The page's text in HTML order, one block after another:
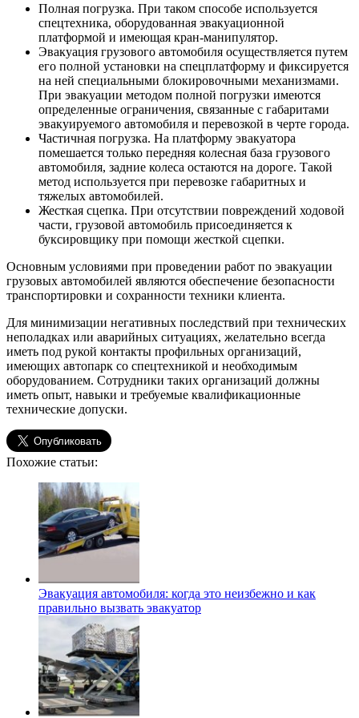
Полная погрузка. При таком способе используется
спецтехника, оборудованная эвакуационной
платформой и имеющая кран-манипулятор.
Эвакуация грузового автомобиля осуществляется путем
его полной установки на спецплатформу и фиксируется
на ней специальными блокировочными механизмами.
При эвакуации методом полной погрузки имеются
определенные ограничения, связанные с габаритами
эвакуируемого автомобиля и перевозкой в черте города.
Частичная погрузка. На платформу эвакуатора
помешается только передняя колесная база грузового
автомобиля, задние колеса остаются на дороге. Такой
метод используется при перевозке габаритных и
тяжелых автомобилей.
Жесткая сцепка. При отсутствии повреждений ходовой
части, грузовой автомобиль присоединяется к
буксировщику при помощи жесткой сцепки.
Основным условиями при проведении работ по эвакуации
грузовых автомобилей являются обеспечение безопасности
транспортировки и сохранности техники клиента.
Для минимизации негативных последствий при технических
неполадках или аварийных ситуациях, желательно всегда
иметь под рукой контакты профильных организаций,
имеющих автопарк со спецтехникой и необходимым
оборудованием. Сотрудники таких организаций должны
иметь опыт, навыки и требуемые квалификационные
технические допуски.
Похожие статьи:
Эвакуация автомобиля: когда это неизбежно и как
правильно вызвать эвакуатор